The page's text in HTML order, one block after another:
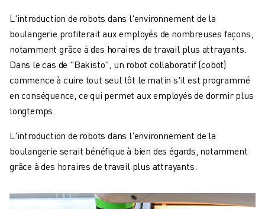
ROBOSHOT MAINTENANCE PRÉVENTIVE
COÛT TOTAL D'UNE ROBOSHOT
MACHINES D'ÉLECTROÉROSION PAR FIL
ROBOCUT MACHINES D'ÉLECTROÉROSION À FIL
ROBOCUT MATÉRIEL
LOGICIEL ROBOCUT
ROBOCUT MAINTENANCE PRÉVENTIVE
SOLUTIONS IIOT
SOLUTIONS POUR L'USINE INTELLIGENTE
DES SOLUTIONS D'USINE INTELLIGENTE POUR AMÉLIORER
TÉMOIGNAGES
L'introduction de robots dans l'environnement de la
boulangerie profiterait aux employés de nombreuses façons,
notamment grâce à des horaires de travail plus attrayants.
Dans le cas de "Bakisto", un robot collaboratif (cobot)
commence à cuire tout seul tôt le matin s'il est programmé
en conséquence, ce qui permet aux employés de dormir plus
longtemps.
L'introduction de robots dans l'environnement de la
boulangerie serait bénéfique à bien des égards, notamment
grâce à des horaires de travail plus attrayants.